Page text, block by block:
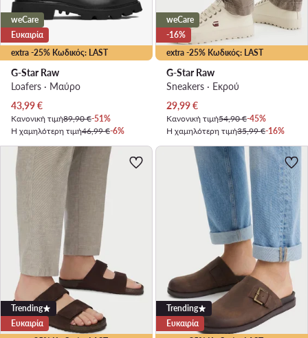
extra -25% Κωδικός: LAST
weCare
Ευκαιρία
G-Star Raw
Loafers · Μαύρο
Τρέχουσα τιμή
43,99€
Κανονική τιμή89,90 €-51%
Η χαμηλότερη τιμή46,99 €-6%
extra -25% Κωδικός: LAST
weCare
-16%
G-Star Raw
Sneakers · Εκρού
Τρέχουσα τιμή
29,99€
Κανονική τιμή54,90 €-45%
Η χαμηλότερη τιμή35,99 €-16%
Trending
Ευκαιρία
Trending
Ευκαιρία